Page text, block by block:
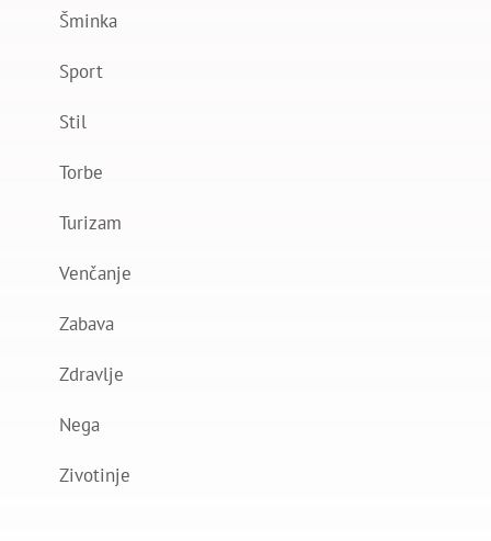
Šminka
Sport
Stil
Torbe
Turizam
Venčanje
Zabava
Zdravlje
Nega
Zivotinje